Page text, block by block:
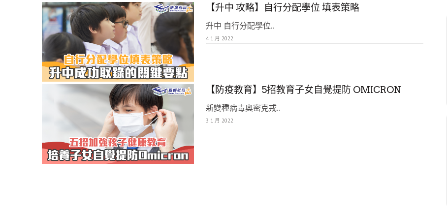
【升中 攻略】自行分配學位 填表策略
升中 自行分配學位..
4 1 月 2022
【防疫教育】5招教育子女自覺提防 OMICRON
新變種病毒奧密克戎..
3 1 月 2022